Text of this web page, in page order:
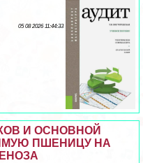
05 08 2026 11:44:33
И ОСНОВНОЙ
ПШЕНИЦУ НА